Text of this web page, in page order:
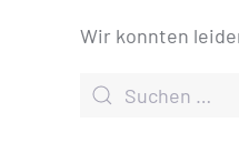
Wir konnten